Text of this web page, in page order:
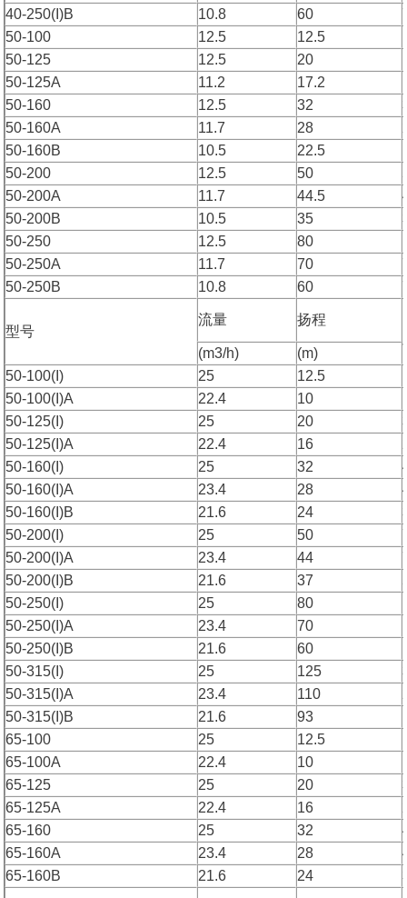
40-250(I)B
10.8 60
50-100
12.5 12.5
50-125
12.5 20
50-125A
11.2 17.2
50-160
12.5 32
50-160A
11.7 28
50-160B
10.5 22.5
50-200
12.5 50
50-200A
11.7 44.5
50-200B
10.5 35
50-250
12.5 80
50-250A
11.7 70
50-250B
10.8 60
型号
流量 扬程
(m3/h)
(m)
50-100(I)
25 12.5
50-100(I)A
22.4 10
50-125(I)
25 20
50-125(I)A
22.4 16
50-160(I)
25 32
50-160(I)A
23.4 28
50-160(I)B
21.6 24
50-200(I)
25 50
50-200(I)A
23.4 44
50-200(I)B
21.6 37
50-250(I)
25 80
50-250(I)A
23.4 70
50-250(I)B
21.6 60
50-315(I)
25 125
50-315(I)A
23.4 110
50-315(I)B
21.6 93
65-100
25 12.5
65-100A
22.4 10
65-125
25 20
65-125A
22.4 16
65-160
25 32
65-160A
23.4 28
65-160B
21.6 24